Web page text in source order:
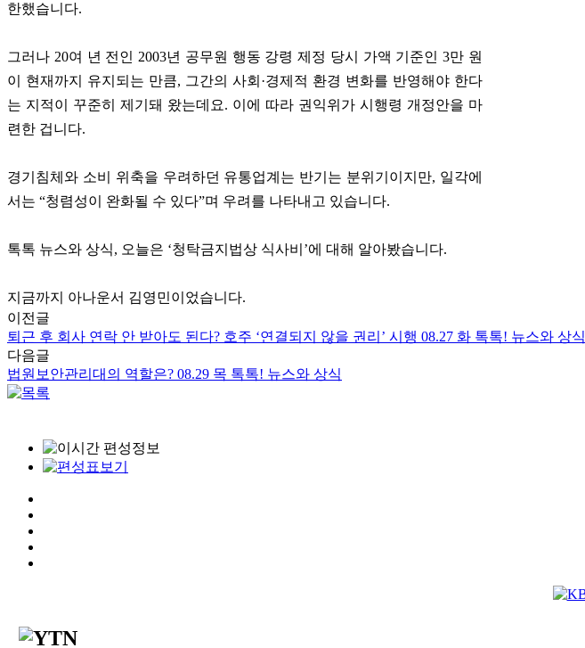
한했습니다.
그러나 20여 년 전인 2003년 공무원 행동 강령 제정 당시 가액 기준인 3만 원
이 현재까지 유지되는 만큼, 그간의 사회·경제적 환경 변화를 반영해야 한다
는 지적이 꾸준히 제기돼 왔는데요. 이에 따라 권익위가 시행령 개정안을 마
련한 겁니다.
경기침체와 소비 위축을 우려하던 유통업계는 반기는 분위기이지만, 일각에
서는 “청렴성이 완화될 수 있다”며 우려를 나타내고 있습니다.
톡톡 뉴스와 상식, 오늘은 ‘청탁금지법상 식사비’에 대해 알아봤습니다.
지금까지 아나운서 김영민이었습니다.
이전글
퇴근 후 회사 연락 안 받아도 된다? 호주 ‘연결되지 않을 권리’ 시행 08.27 화 톡톡! 뉴스와 상식
다음글
법원보안관리대의 역할은? 08.29 목 톡톡! 뉴스와 상식